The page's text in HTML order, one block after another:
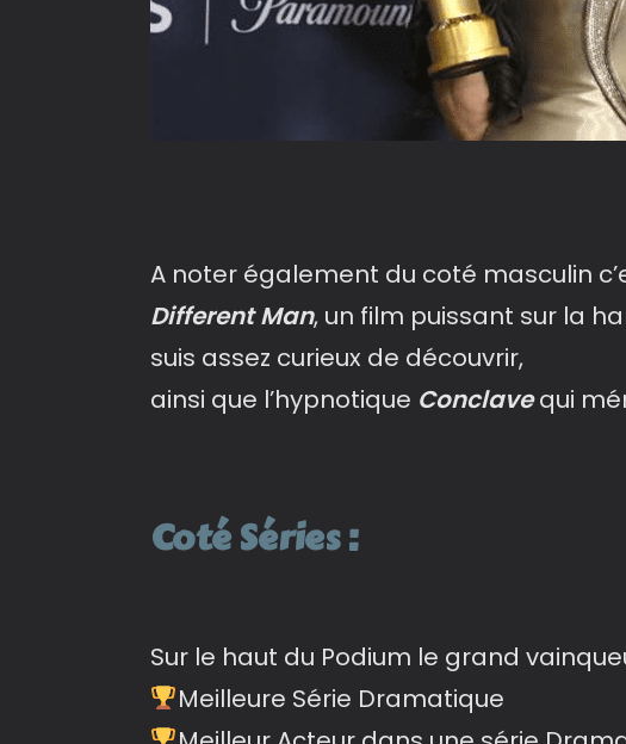
A noter également du coté masculin
Different Man, un film puissant sur la
suis assez curieux de découvrir,
ainsi que l’hypnotique Conclavequi
Coté Séries :
Sur le haut du Podium le grand
Meilleure Série Dramatique